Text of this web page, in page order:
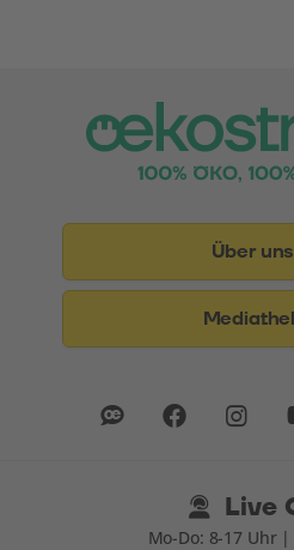
Über uns
Live
Mo-Do: 8-17 Uhr